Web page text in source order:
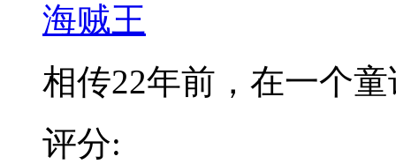
海贼王
相传22年前，在一个
评分: